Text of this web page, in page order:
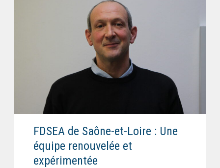
FDSEA de Saône-et-Loire : Une
équipe renouvelée et
expérimentée